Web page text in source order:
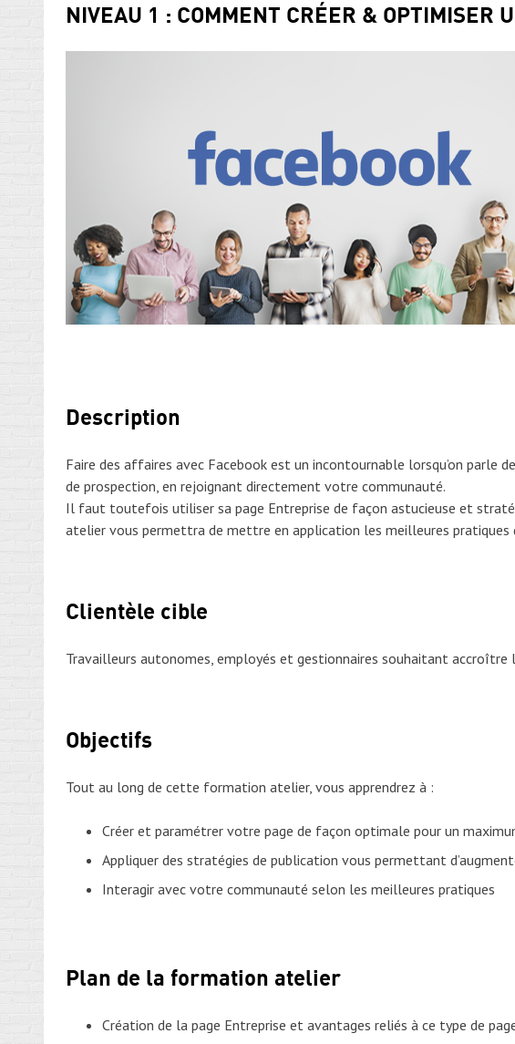
NIVEAU 1 : COMMENT CRÉER & OPTIMISER
Description
Faire des affaires avec Facebook est un incontournable lorsqu’on
de prospection, en rejoignant directement votre communauté.
Il faut toutefois utiliser sa page Entreprise de façon astucieuse et
atelier vous permettra de mettre en application les meilleures
Clientèle cible
Travailleurs autonomes, employés et gestionnaires souhaitant accroître
Objectifs
Tout au long de cette formation atelier, vous apprendrez à :
Créer et paramétrer votre page de façon optimale pour un
Appliquer des stratégies de publication vous permettant
Interagir avec votre communauté selon les meilleures pratiques
Plan de la formation atelier
Création de la page Entreprise et avantages reliés à ce type de